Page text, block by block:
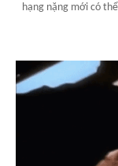
hạng nặng mới có